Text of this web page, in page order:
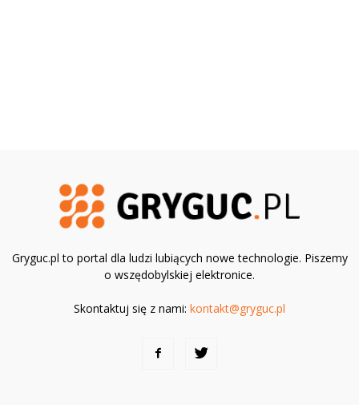
Gryguc.pl to portal dla ludzi lubiących nowe technologie. Piszemy
o wszędobylskiej elektronice.
Skontaktuj się z nami: kontakt@gryguc.pl